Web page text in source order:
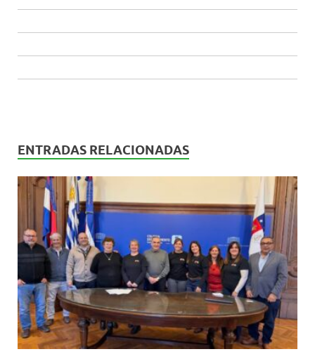
ENTRADAS RELACIONADAS